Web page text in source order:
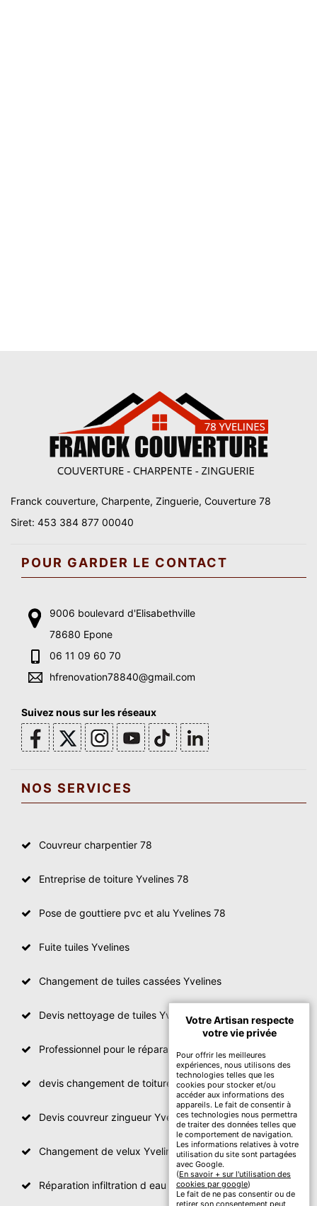
Franck couverture, Charpente, Zinguerie, Couverture 78
Siret: 453 384 877 00040
POUR GARDER LE CONTACT
9006 boulevard d'Elisabethville
78680 Epone
06 11 09 60 70
hfrenovation78840@gmail.com
Suivez nous sur les réseaux
NOS SERVICES
Couvreur charpentier 78
Entreprise de toiture Yvelines 78
Pose de gouttiere pvc et alu Yvelines 78
Fuite tuiles Yvelines
Changement de tuiles cassées Yvelines
Devis nettoyage de tuiles Yvelines
Professionnel pour le réparation de toit Yvelines
devis changement de toiture Yvelines
Devis couvreur zingueur Yvelines
Changement de velux Yvelines
Réparation infiltration d eau toiture Yvelines
Votre Artisan respecte
votre vie privée
Pour offrir les meilleures
expériences, nous utilisons des
technologies telles que les
cookies pour stocker et/ou
accéder aux informations des
appareils. Le fait de consentir à
ces technologies nous permettra
de traiter des données telles que
le comportement de navigation.
Les informations relatives à votre
utilisation du site sont partagées
avec Google.
(En savoir + sur l'utilisation des
cookies par google)
Le fait de ne pas consentir ou de
retirer son consentement peut